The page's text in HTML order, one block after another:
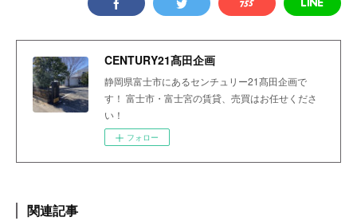
CENTURY21髙田企画
静岡県富士市にあるセンチュリー21髙田企画で
す！ 富士市・富士宮の賃貸、売買はお任せくださ
い！
フォロー
関連記事